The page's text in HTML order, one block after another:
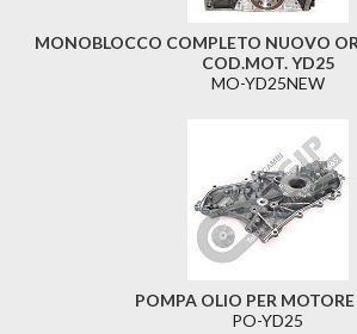
MONOBLOCCO COMPLETO NUOVO
COD.MOT. YD25
MO-YD25NEW
POMPA OLIO PER
PO-YD25